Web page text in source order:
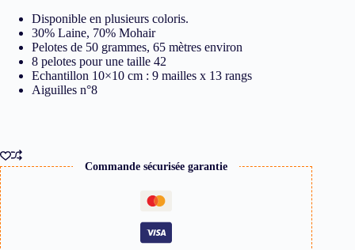
Disponible en plusieurs coloris.
30% Laine, 70% Mohair
Pelotes de 50 grammes, 65 mètres environ
8 pelotes pour une taille 42
Echantillon 10×10 cm : 9 mailles x 13 rangs
Aiguilles n°8
Commande sécurisée garantie